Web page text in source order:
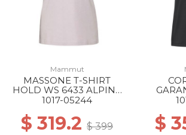
Mammut
MASSONE T-SHIRT
HOLD WS 6433 ALPINE
CALAMINT
1017-05244
$ 319.2 $ 399 $